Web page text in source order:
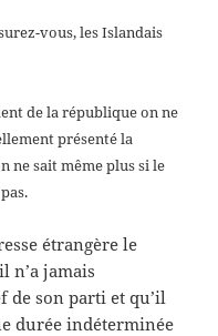
vous, les Islandais
de la république on ne
présenté la
ne sait même plus si le
étrangère le
n’a jamais
de son parti et qu’il
durée indéterminée